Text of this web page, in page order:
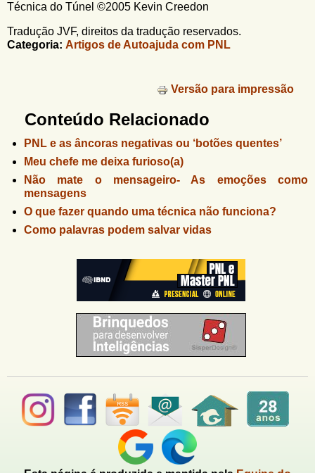
Técnica do Túnel ©2005 Kevin Creedon
Tradução JVF, direitos da tradução reservados.
Categoria: Artigos de Autoajuda com PNL
Versão para impressão
Conteúdo Relacionado
PNL e as âncoras negativas ou ‘botões quentes’
Meu chefe me deixa furioso(a)
Não mate o mensageiro- As emoções como
mensagens
O que fazer quando uma técnica não funciona?
Como palavras podem salvar vidas